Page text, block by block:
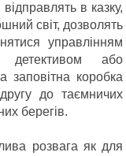
в казку,
світ, дозволять
управлінням
детективом або
коробка
до таємничих
берегів.
розвага як для